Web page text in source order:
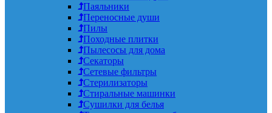
Паяльники
Переносные души
Пилы
Походные плитки
Пылесосы для дома
Секаторы
Сетевые фильтры
Стерилизаторы
Стиральные машинки
Сушилки для белья